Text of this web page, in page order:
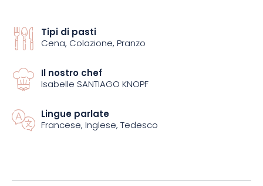
dei Vosgi del Nord con l’aiuto di una mappa escursionistica
fornita. Ma prima di partire, non dimenticate di fare il pieno di
da trekking e abbigliamento adeguato. Durante questa
passeggiata nella foresta, fate una pausa gastronomica per
cestino da picnic.
concludere in bellezza il vostro soggiorno la seconda sera.
Tipi di pasti
Cena, Colazione, Pranzo
Il nostro chef
Isabelle SANTIAGO KNOPF
Lingue parlate
Francese, Inglese, Tedesco